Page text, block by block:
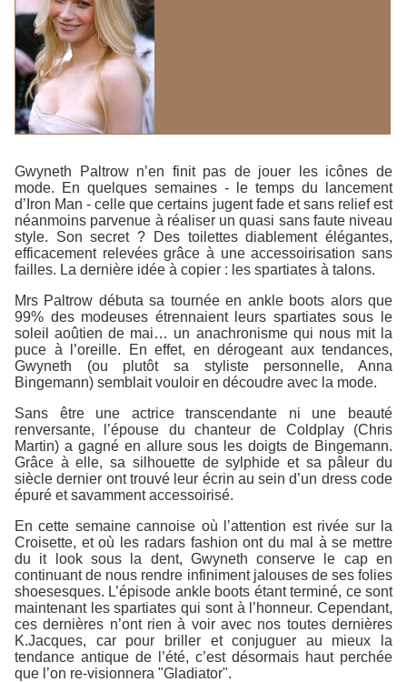
Gwyneth Paltrow n’en finit pas de jouer les icônes de
mode. En quelques semaines - le temps du lancement
d’Iron Man - celle que certains jugent fade et sans relief est
néanmoins parvenue à réaliser un quasi sans faute niveau
style. Son secret ? Des toilettes diablement élégantes,
efficacement relevées grâce à une accessoirisation sans
failles. La dernière idée à copier : les spartiates à talons.
Mrs Paltrow débuta sa tournée en ankle boots alors que
99% des modeuses étrennaient leurs spartiates sous le
soleil aoûtien de mai… un anachronisme qui nous mit la
puce à l’oreille. En effet, en dérogeant aux tendances,
Gwyneth (ou plutôt sa styliste personnelle, Anna
Bingemann) semblait vouloir en découdre avec la mode.
Sans être une actrice transcendante ni une beauté
renversante, l’épouse du chanteur de Coldplay (Chris
Martin) a gagné en allure sous les doigts de Bingemann.
Grâce à elle, sa silhouette de sylphide et sa pâleur du
siècle dernier ont trouvé leur écrin au sein d’un dress code
épuré et savamment accessoirisé.
En cette semaine cannoise où l’attention est rivée sur la
Croisette, et où les radars fashion ont du mal à se mettre
du it look sous la dent, Gwyneth conserve le cap en
continuant de nous rendre infiniment jalouses de ses folies
shoesesques. L’épisode ankle boots étant terminé, ce sont
maintenant les spartiates qui sont à l’honneur. Cependant,
ces dernières n’ont rien à voir avec nos toutes dernières
K.Jacques, car pour briller et conjuguer au mieux la
tendance antique de l’été, c’est désormais haut perchée
que l’on re-visionnera "Gladiator".